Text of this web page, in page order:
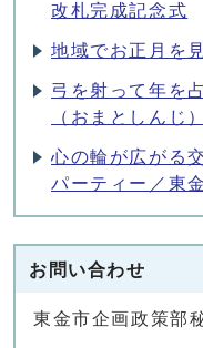
改札完成記念式
地域でお正月を
弓を射って年を
（おまとしんじ）
心の輪が広がる
パーティー／東
お問い合わせ
東金市企画政策部